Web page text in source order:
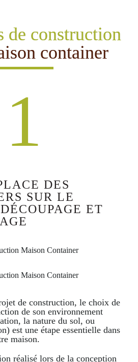
de construction
container
1
DES
SUR LE
ET
de construction, le choix de
de son environnement
la nature du sol, ou
est une étape essentielle dans
maison.
réalisé lors de la conception